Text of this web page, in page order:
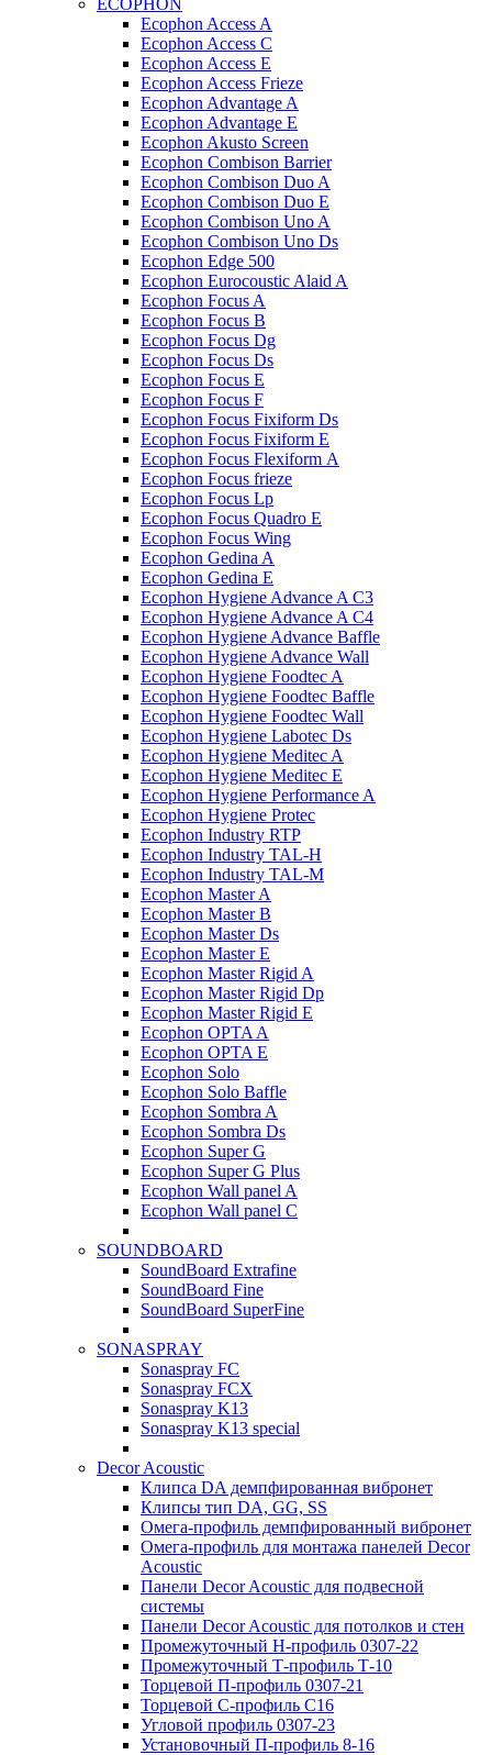
ECOPHON
Ecophon Access A
Ecophon Access C
Ecophon Access E
Ecophon Access Frieze
Ecophon Advantage A
Ecophon Advantage E
Ecophon Akusto Screen
Ecophon Combison Barrier
Ecophon Combison Duo A
Ecophon Combison Duo E
Ecophon Combison Uno A
Ecophon Combison Uno Ds
Ecophon Edge 500
Ecophon Eurocoustic Alaid A
Ecophon Focus A
Ecophon Focus B
Ecophon Focus Dg
Ecophon Focus Ds
Ecophon Focus E
Ecophon Focus F
Ecophon Focus Fixiform Ds
Ecophon Focus Fixiform E
Ecophon Focus Flexiform А
Ecophon Focus frieze
Ecophon Focus Lp
Ecophon Focus Quаdro E
Ecophon Focus Wing
Ecophon Gedina A
Ecophon Gedina E
Ecophon Hygiene Advance A C3
Ecophon Hygiene Advance A C4
Ecophon Hygiene Advance Baffle
Ecophon Hygiene Advance Wall
Ecophon Hygiene Foodtec A
Ecophon Hygiene Foodtec Baffle
Ecophon Hygiene Foodtec Wall
Ecophon Hygiene Labotec Ds
Ecophon Hygiene Meditec A
Ecophon Hygiene Meditec E
Ecophon Hygiene Performance A
Ecophon Hygiene Proteс
Ecophon Industry RTP
Ecophon Industry TAL-H
Ecophon Industry TAL-M
Ecophon Master A
Ecophon Master B
Ecophon Master Ds
Ecophon Master E
Ecophon Master Rigid A
Ecophon Master Rigid Dp
Ecophon Master Rigid E
Ecophon OPTA A
Ecophon OPTA E
Ecophon Solo
Ecophon Solo Baffle
Ecophon Sombra A
Ecophon Sombra Ds
Ecophon Super G
Ecophon Super G Plus
Ecophon Wall panel A
Ecophon Wall panel C
SOUNDBOARD
SoundBoard Extrafine
SoundBoard Fine
SoundBoard SuperFine
SONASPRAY
Sonaspray FC
Sonaspray FCX
Sonaspray K13
Sonaspray K13 special
Decor Acoustic
Клипса DA демпфированная вибронет
Клипсы тип DA, GG, SS
Омега-профиль демпфированный вибронет
Омега-профиль для монтажа панелей Decor
Acoustic
Панели Decor Acoustic для подвесной
системы
Панели Decor Acoustic для потолков и стен
Промежуточный Н-профиль 0307-22
Промежуточный Т-профиль Т-10
Торцевой П-профиль 0307-21
Торцевой С-профиль С16
Угловой профиль 0307-23
Установочный П-профиль 8-16